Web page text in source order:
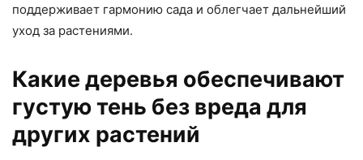
поддерживает гармонию сада и облегчает дальнейший
уход за растениями.
Какие деревья обеспечивают
густую тень без вреда для
других растений